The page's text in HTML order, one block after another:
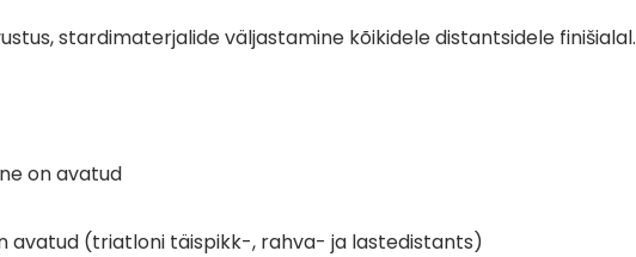
stardimaterjalide väljastamine kõikidele distantsidele finišialal.
on avatud
avatud (triatloni täispikk-, rahva- ja lastedistants)